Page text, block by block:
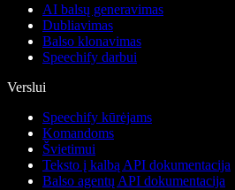
AI balsų generavimas
Dubliavimas
Balso klonavimas
Speechify darbui
Verslui
Speechify kūrėjams
Komandoms
Švietimui
Teksto į kalbą API dokumentacija
Balso agentų API dokumentacija